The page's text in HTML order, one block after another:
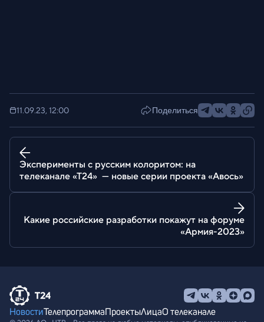
11.09.23, 12:00 Поделиться
Эксперименты с русским колоритом: на
телеканале «Т24» — новые серии проекта «Авось»
Какие российские разработки покажут на форуме
«Армия-2023»
НовостиТелепрограммаПроектыЛицаО телеканале